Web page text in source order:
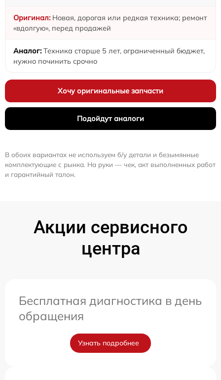
Новая, дорогая или редкая техника; ремонт
«вдолгую», перед продажей
Техника старше 5 лет, ограниченный бюджет,
нужно починить срочно
Хочу оригинальные запчасти
Подойдут аналоги
В обоих вариантах не используем б/у детали и безымянные
комплектующие с рынка. На руки — чек, акт выполненных работ
и гарантийный талон.
Акции сервисного
центра
Бесплатная диагностика в день
обращения
Узнать подробнее